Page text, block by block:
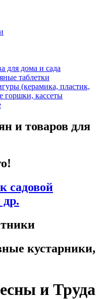
для дома и сада
таблетки
(керамика, пластик,
горшки, кассеты
и товаров для
садовой
кустарники,
и Труда